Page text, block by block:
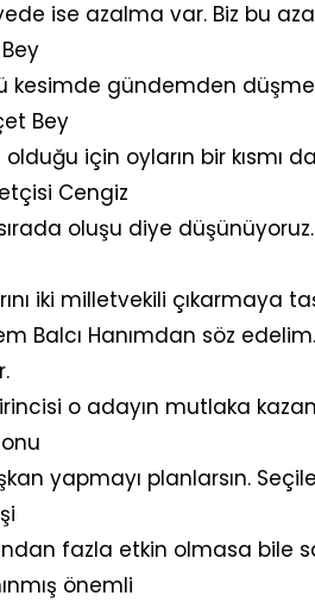
ise azalma var. Biz bu
kesimde gündemden
Bey
için oyların bir kısmı
Cengiz
oluşu diye
iki milletvekili çıkarmaya
Balcı Hanımdan söz
o adayın mutlaka
yapmayı planlarsın.
fazla etkin olmasa bile
önemli